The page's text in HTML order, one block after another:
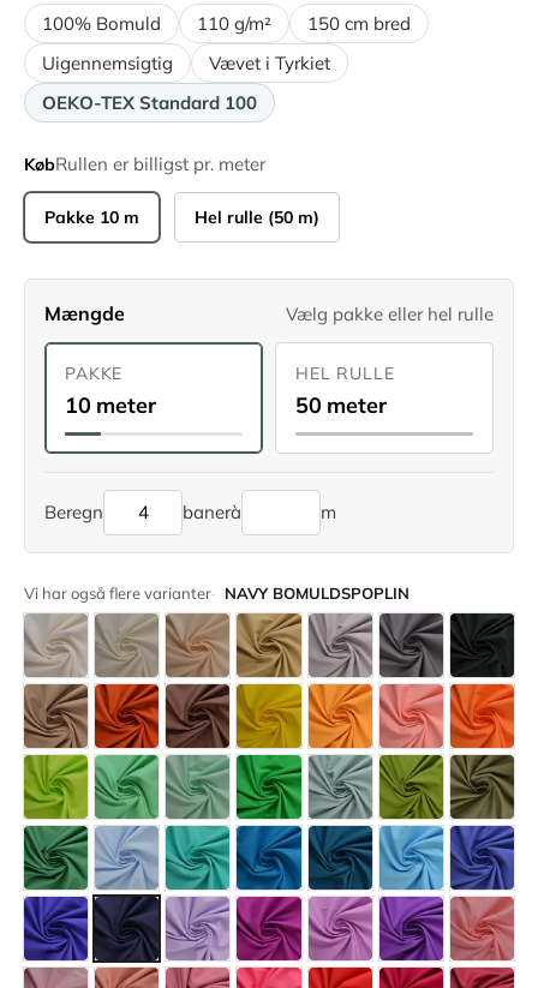
100% Bomuld 110 g/m²
150 cm bred
Uigennemsigtig
Vævet i Tyrkiet
OEKO-TEX Standard 100
KøbRullen er billigst pr. meter
Pakke 10 m Hel rulle (50 m)
Mængde Vælg pakke eller hel rulle
PAKKE
10 meter
HEL RULLE
50 meter
Beregn banerà m
Vi har også flere varianter NAVY BOMULDSPOPLIN